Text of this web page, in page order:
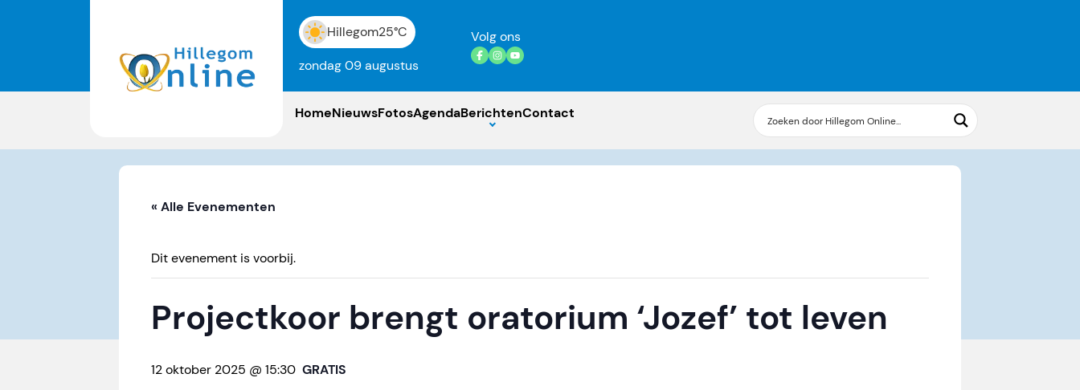
Hillegom25°C
zondag 09 augustus
Volg ons
HomeNieuwsFotosAgendaBerichtenContact
« Alle Evenementen
Dit evenement is voorbij.
Projectkoor brengt oratorium ‘Jozef’ tot leven
12 oktober 2025 @ 15:30 GRATIS